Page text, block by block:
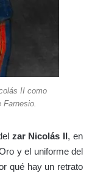
II como
Farnesio.
zar Nicolás II, en
y el uniforme del
qué hay un retrato